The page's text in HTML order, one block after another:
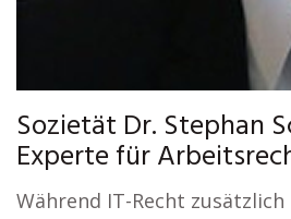
Sozietät Dr. Stephan
Experte für
Während IT-Recht